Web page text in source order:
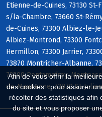
Afin de vous offrir la
des cookies : pour assurer
récolter des statistiques afin
du site et vous proposer
Etienne-de-Cuines, 73130 St-
s/la-Chambre, 73660 St-
de-Cuines, 73300 Albiez-le-
Albiez-Montrond, 73300
Hermillon, 73300 Jarrier,
73870 Montricher-Albanne,
73300 Pontamafrey-
de-Maurienne, 73870 St-